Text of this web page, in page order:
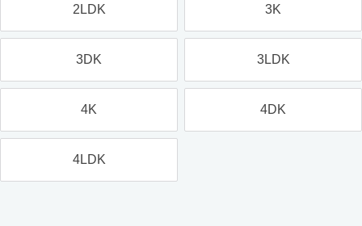
2LDK 3K
3DK 3LDK
4K 4DK
4LDK